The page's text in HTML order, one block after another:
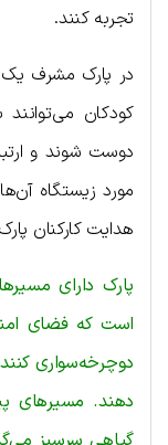
تجربه کنند.
در پارک مشرف یک
کودکان می‌توانند
دوست شوند و
مورد زیستگاه
هدایت کارکنان
پارک دارای
است که فضای
دوچرخه‌سواری
دهند. مسیرهای